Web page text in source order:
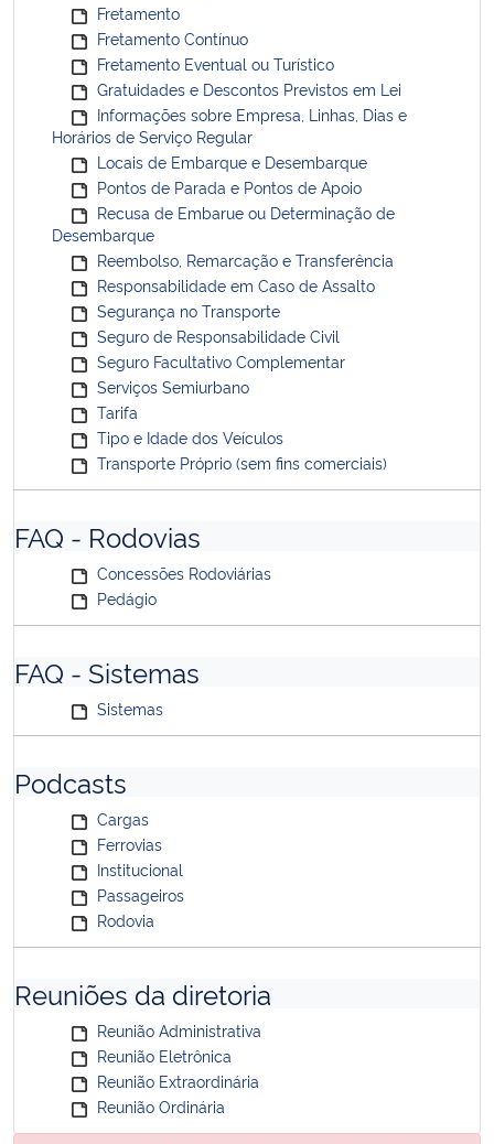
Fretamento
Fretamento Contínuo
Fretamento Eventual ou Turístico
Gratuidades e Descontos Previstos em Lei
Informações sobre Empresa, Linhas, Dias e
Horários de Serviço Regular
Locais de Embarque e Desembarque
Pontos de Parada e Pontos de Apoio
Recusa de Embarue ou Determinação de
Desembarque
Reembolso, Remarcação e Transferência
Responsabilidade em Caso de Assalto
Segurança no Transporte
Seguro de Responsabilidade Civil
Seguro Facultativo Complementar
Serviços Semiurbano
Tarifa
Tipo e Idade dos Veículos
Transporte Próprio (sem fins comerciais)
FAQ - Rodovias
Concessões Rodoviárias
Pedágio
FAQ - Sistemas
Sistemas
Podcasts
Cargas
Ferrovias
Institucional
Passageiros
Rodovia
Reuniões da diretoria
Reunião Administrativa
Reunião Eletrônica
Reunião Extraordinária
Reunião Ordinária